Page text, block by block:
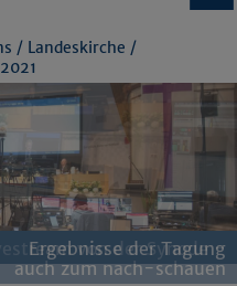
Landeskirche
von der Synode -
auch zum nach-schauen
Ergebnisse der Tagung
Zum Download
Beschlüsse der digitalen
Frühjahrssynodentagung
der Landessynode